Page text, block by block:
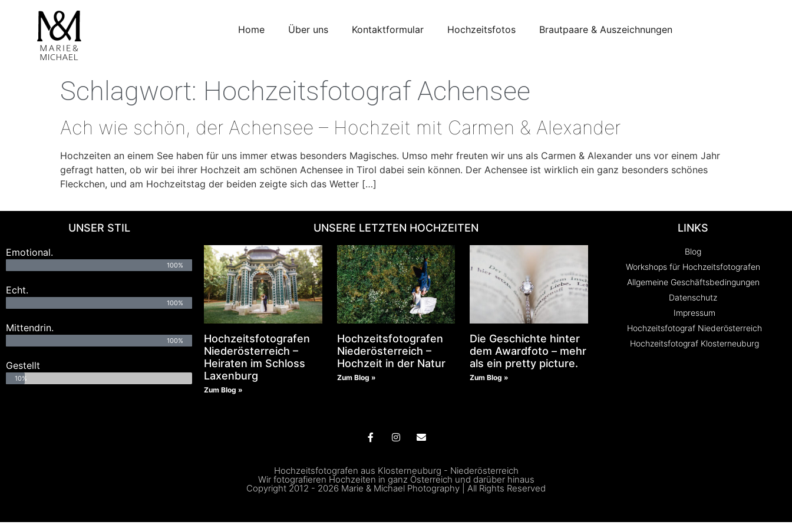
Home Über uns Kontaktformular Hochzeitsfotos Brautpaare & Auszeichnungen
Schlagwort: Hochzeitsfotograf Achensee
Ach wie schön, der Achensee – Hochzeit mit Carmen & Alexander
Hochzeiten an einem See haben für uns immer etwas besonders Magisches. Umso mehr freuten wir uns als Carmen & Alexander uns vor einem Jahr
gefragt hatten, ob wir bei ihrer Hochzeit am schönen Achensee in Tirol dabei sein können. Der Achensee ist wirklich ein ganz besonders schönes
Fleckchen, und am Hochzeitstag der beiden zeigte sich das Wetter […]
UNSER STIL
Emotional.
100%
Echt.
100%
Mittendrin.
100%
Gestellt
10%
UNSERE LETZTEN HOCHZEITEN
Hochzeitsfotografen
Niederösterreich –
Heiraten im Schloss
Laxenburg
Zum Blog »
Hochzeitsfotografen
Niederösterreich –
Hochzeit in der Natur
Zum Blog »
Die Geschichte hinter
dem Awardfoto – mehr
als ein pretty picture.
Zum Blog »
LINKS
Blog
Workshops für Hochzeitsfotografen
Allgemeine Geschäftsbedingungen
Datenschutz
Impressum
Hochzeitsfotograf Niederösterreich
Hochzeitsfotograf Klosterneuburg
Hochzeitsfotografen aus Klosterneuburg - Niederösterreich
Wir fotografieren Hochzeiten in ganz Österreich und darüber hinaus
Copyright 2012 - 2026 Marie & Michael Photography | All Rights Reserved